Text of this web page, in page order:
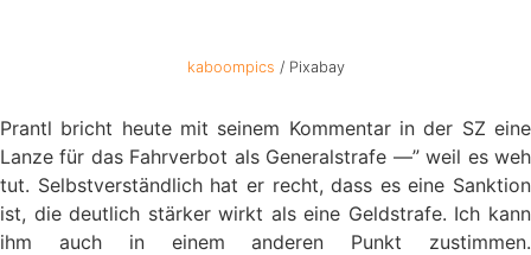
kaboompics / Pixabay
Prantl bricht heute mit seinem Kommentar in der SZ eine
Lanze für das Fahrverbot als Generalstrafe —” weil es weh
tut. Selbstverständlich hat er recht, dass es eine Sanktion
ist, die deutlich stärker wirkt als eine Geldstrafe. Ich kann
ihm auch in einem anderen Punkt zustimmen.